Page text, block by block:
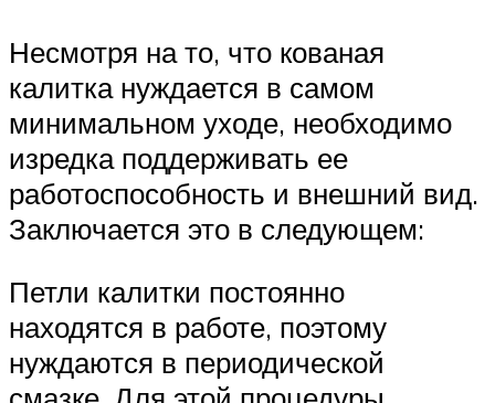
Несмотря на то, что кованая
калитка нуждается в самом
минимальном уходе, необходимо
изредка поддерживать ее
работоспособность и внешний вид.
Заключается это в следующем:
Петли калитки постоянно
находятся в работе, поэтому
нуждаются в периодической